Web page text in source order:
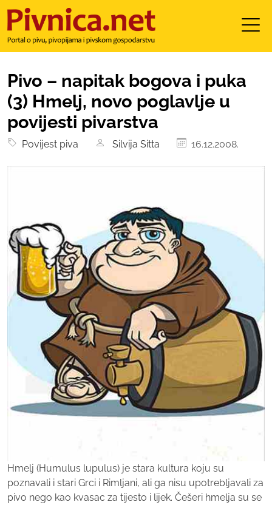
Pivo – napitak bogova i puka
(3) Hmelj, novo poglavlje u
povijesti pivarstva
Povijest piva Silvija Sitta 16.12.2008.
Hmelj (Humulus lupulus) je stara kultura koju su
poznavali i stari Grci i Rimljani, ali ga nisu upotrebljavali za
pivo nego kao kvasac za tijesto i lijek. Češeri hmelja su se